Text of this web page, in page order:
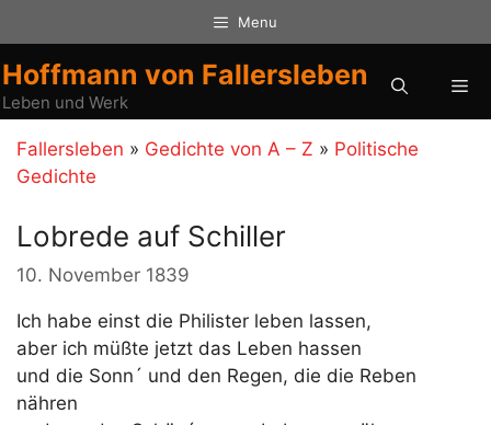
Inhalt
springen
Menu
Hoffmann von Fallersleben
Leben und Werk
Fallersleben » Gedichte von A – Z » Politische
Gedichte
Lobrede auf Schiller
10. November 1839
Ich habe einst die Philister leben lassen,
aber ich müßte jetzt das Leben hassen
und die Sonn´ und den Regen, die die Reben
nähren